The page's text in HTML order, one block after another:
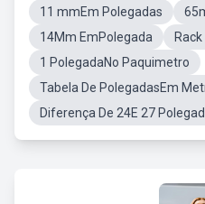
11 mmEm Polegadas
14Mm EmPolegada
1 PolegadaNo Paquimetro
Tabela De PolegadasEm
Diferença De 24E 27